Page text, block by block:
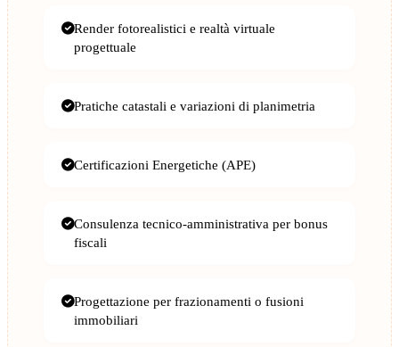
Render fotorealistici e realtà virtuale
progettuale
Pratiche catastali e variazioni di planimetria
Certificazioni Energetiche (APE)
Consulenza tecnico-amministrativa per bonus
fiscali
Progettazione per frazionamenti o fusioni
immobiliari